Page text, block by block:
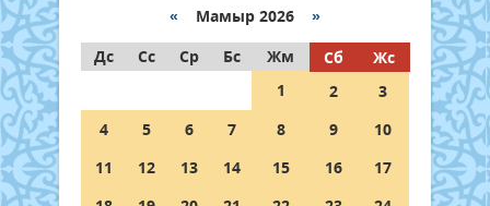
« Мамыр 2026 »
Дс
Сс Ср Бс Жм Сб
Жс
1
2
3
4
5 6 7 8 9
10
11
12 13 14 15 16
17